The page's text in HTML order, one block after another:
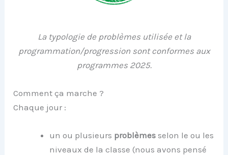
La typologie de problèmes utilisée et la
programmation/progression sont conformes aux
programmes 2025.
Comment ça marche ?
Chaque jour :
un ou plusieurs problèmes selon le ou les
niveaux de la classe (nous avons pensé